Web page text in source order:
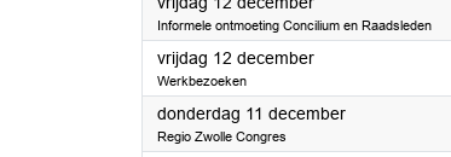
Informele ontmoeting Concilium en Raadsleden
vrijdag 12 december2025
Werkbezoeken
donderdag 11 december2025
Regio Zwolle Congres